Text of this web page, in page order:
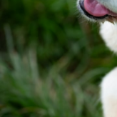
r
h
o
l